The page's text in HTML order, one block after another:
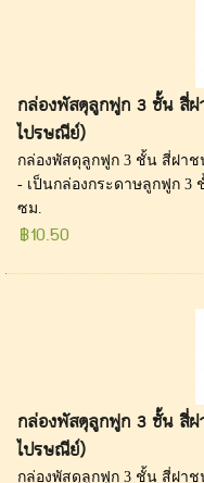
กล่องพัสดุลูกฟูก 3 ชั้น สี่ฝ
ไปรษณีย์)
กล่องพัสดุลูกฟูก 3 ชั้น สี่ฝาช
- เป็นกล่องกระดาษลูกฟูก 3
ซม.
฿10.50
กล่องพัสดุลูกฟูก 3 ชั้น สี่ฝ
ไปรษณีย์)
กล่องพัสดุลูกฟูก 3 ชั้น สี่ฝาช